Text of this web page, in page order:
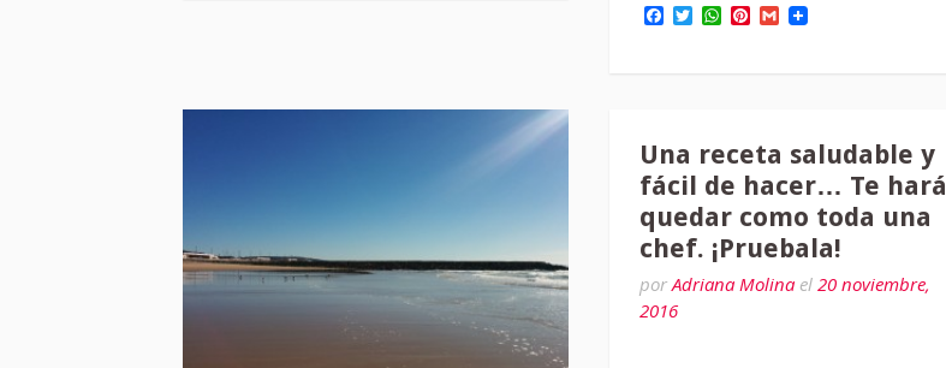
Facebook
TwitterWhatsApp
Pinterest
Gmail
Una receta saludable y
fácil de hacer… Te hará
quedar como toda una
chef. ¡Pruebala!
porAdriana Molinael 20 noviembre,
2016